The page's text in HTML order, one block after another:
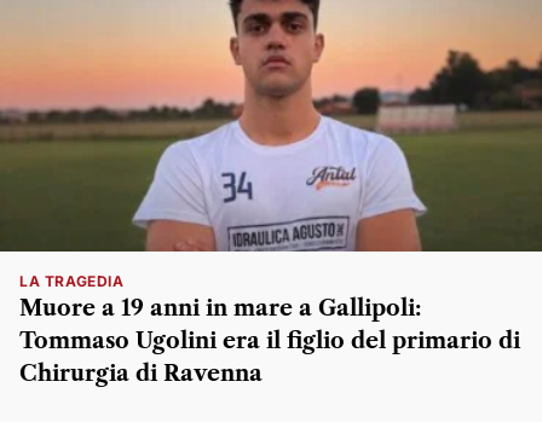
LA TRAGEDIA
Muore a 19 anni in mare a Gallipoli:
Tommaso Ugolini era il figlio del primario di
Chirurgia di Ravenna